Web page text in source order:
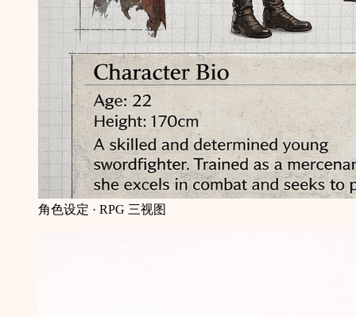
角色设定 · RPG 三视图